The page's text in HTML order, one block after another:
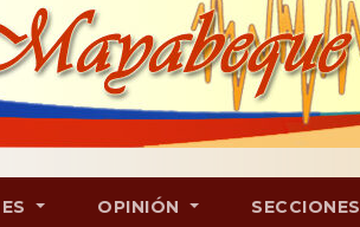
OPINIÓN SECCIONES